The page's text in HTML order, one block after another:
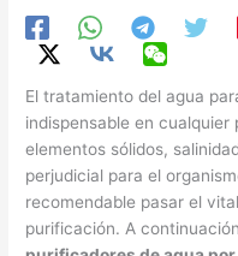
El tratamiento del agua
indispensable en
elementos sólidos,
perjudicial para el
recomendable pasar el
purificación. A